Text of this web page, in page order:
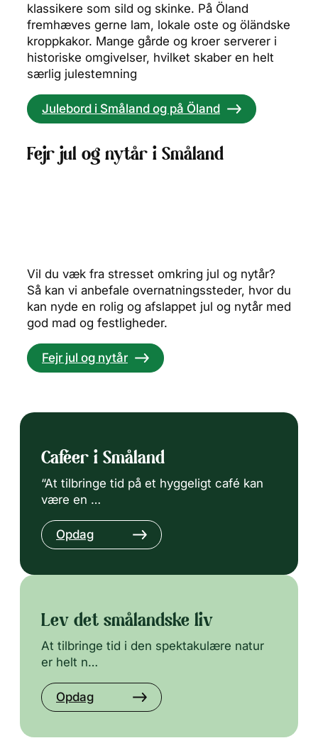
klassikere som sild og skinke. På Öland
fremhæves gerne lam, lokale oste og öländske
kroppkakor. Mange gårde og kroer serverer i
historiske omgivelser, hvilket skaber en helt
særlig julestemning
Julebord i Småland og på Öland
Fejr jul og nytår i Småland
Vil du væk fra stresset omkring jul og nytår?
Så kan vi anbefale overnatningssteder, hvor du
kan nyde en rolig og afslappet jul og nytår med
god mad og festligheder.
Fejr jul og nytår
Caféer i Småland
“At tilbringe tid på et hyggeligt café kan
være en …
Opdag
Lev det smålandske liv
At tilbringe tid i den spektakulære natur
er helt n…
Opdag